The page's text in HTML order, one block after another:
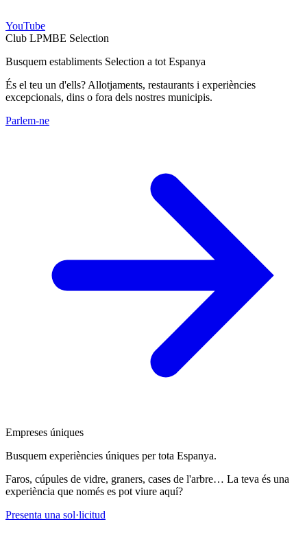
YouTube
Club LPMBE Selection
Busquem establiments Selection a tot Espanya
És el teu un d'ells? Allotjaments, restaurants i experiències
excepcionals, dins o fora dels nostres municipis.
Parlem-ne
Empreses úniques
Busquem experiències úniques per tota Espanya.
Faros, cúpules de vidre, graners, cases de l'arbre… La teva és una
experiència que només es pot viure aquí?
Presenta una sol·licitud